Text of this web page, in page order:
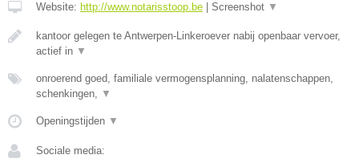
Website: http://www.notarisstoop.be Screenshot ▼
kantoor gelegen te Antwerpen-Linkeroever nabij openbaar vervoer,
actief in ▼
onroerend goed, familiale vermogensplanning, nalatenschappen,
schenkingen, ▼
Openingstijden ▼
Sociale media: